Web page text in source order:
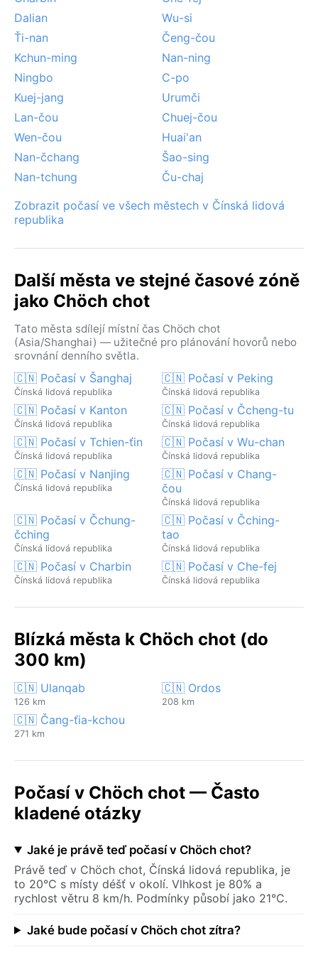
Dalian
Wu-si
Ťi-nan
Čeng-čou
Kchun-ming
Nan-ning
Ningbo
C-po
Kuej-jang
Urumči
Lan-čou
Chuej-čou
Wen-čou
Huai'an
Nan-čchang
Šao-sing
Nan-tchung
Ču-chaj
Zobrazit počasí ve všech městech v Čínská lidová
republika
Další města ve stejné časové zóně
jako Chöch chot
Tato města sdílejí místní čas Chöch chot
(Asia/Shanghai) — užitečné pro plánování hovorů nebo
srovnání denního světla.
🇨🇳 Počasí v Šanghaj
Čínská lidová republika
🇨🇳 Počasí v Peking
Čínská lidová republika
🇨🇳 Počasí v Kanton
Čínská lidová republika
🇨🇳 Počasí v Čcheng-tu
Čínská lidová republika
🇨🇳 Počasí v Tchien-ťin
Čínská lidová republika
🇨🇳 Počasí v Wu-chan
Čínská lidová republika
🇨🇳 Počasí v Nanjing
Čínská lidová republika
🇨🇳 Počasí v Chang-
čou
Čínská lidová republika
🇨🇳 Počasí v Čchung-
čching
Čínská lidová republika
🇨🇳 Počasí v Čching-
tao
Čínská lidová republika
🇨🇳 Počasí v Charbin
Čínská lidová republika
🇨🇳 Počasí v Che-fej
Čínská lidová republika
Blízká města k Chöch chot (do
300 km)
🇨🇳 Ulanqab
126 km
🇨🇳 Ordos
208 km
🇨🇳 Čang-ťia-kchou
271 km
Počasí v Chöch chot — Často
kladené otázky
Jaké je právě teď počasí v Chöch chot?
Právě teď v Chöch chot, Čínská lidová republika, je
to 20°C s místy déšť v okolí. Vlhkost je 80% a
rychlost větru 8 km/h. Podmínky působí jako 21°C.
Jaké bude počasí v Chöch chot zítra?